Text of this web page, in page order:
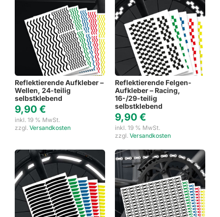
Reflektierende Aufkleber –
Wellen, 24-teilig
selbstklebend
9,90 €
inkl. 19 % MwSt.
zzgl. Versandkosten
Reflektierende Felgen-
Aufkleber – Racing,
16-/29-teilig
selbstklebend
9,90 €
inkl. 19 % MwSt.
zzgl. Versandkosten